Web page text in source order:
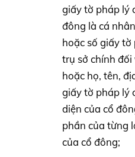
giấy tờ pháp lý
đông là cá
hoặc số giấy tờ
trụ sở chính
hoặc họ, tên,
giấy tờ pháp lý
diện của cổ
phần của từng
của cổ đông;